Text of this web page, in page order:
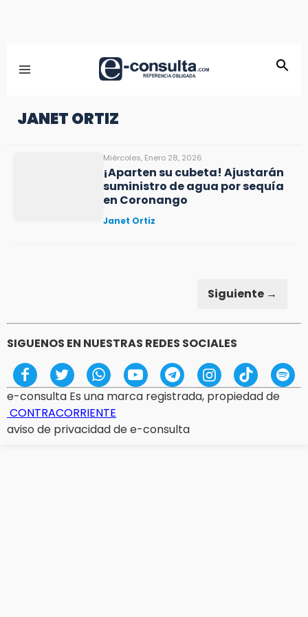
JANET ORTIZ
Miércoles, Enero 28, 2026
¡Aparten su cubeta! Ajustarán
suministro de agua por sequía
en Coronango
Janet Ortiz
Siguiente →
SIGUENOS EN NUESTRAS REDES SOCIALES
e-consulta Es una marca registrada, propiedad de
CONTRACORRIENTE
aviso de privacidad de e-consulta